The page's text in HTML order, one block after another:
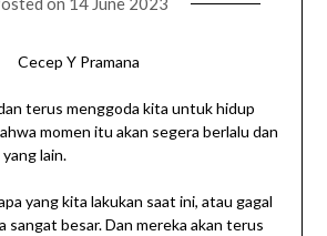
Cecep Y Pramana
terus menggoda kita untuk hidup
momen itu akan segera berlalu dan
lain.
yang kita lakukan saat ini, atau gagal
sangat besar. Dan mereka akan terus